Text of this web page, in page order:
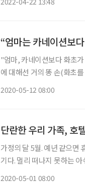
“엄마는 카네이션보
"엄마, 카네이션보다 화초가 좋을 것 같아서." 딸들은 가
에 대해선 거의 똥 손(화초
2020-05-12 08:00
단란한 우리 가족, 호
가정의 달 5월. 예년 같으면
기다. 멀리 떠나지 못하는
2020-05-01 08:00